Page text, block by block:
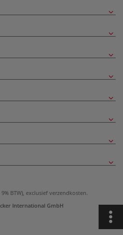
BTW), exclusief verzendkosten.
International GmbH